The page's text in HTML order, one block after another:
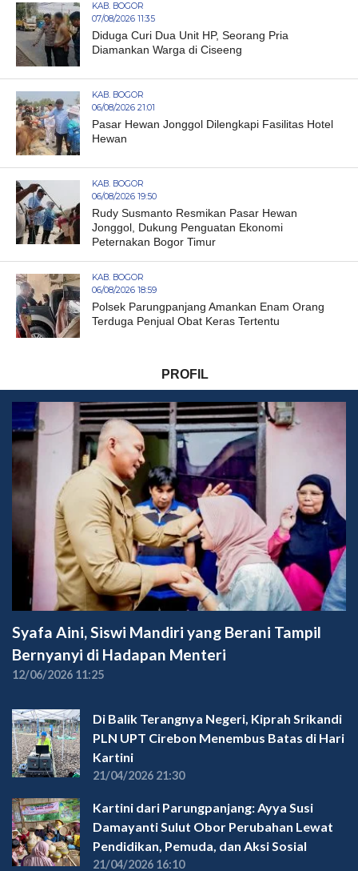
KAB. BOGOR
07/08/2026 11:35
Diduga Curi Dua Unit HP, Seorang Pria
Diamankan Warga di Ciseeng
KAB. BOGOR
06/08/2026 21:01
Pasar Hewan Jonggol Dilengkapi Fasilitas Hotel
Hewan
KAB. BOGOR
06/08/2026 19:50
Rudy Susmanto Resmikan Pasar Hewan
Jonggol, Dukung Penguatan Ekonomi
Peternakan Bogor Timur
KAB. BOGOR
06/08/2026 18:59
Polsek Parungpanjang Amankan Enam Orang
Terduga Penjual Obat Keras Tertentu
PROFIL
Syafa Aini, Siswi Mandiri yang Berani Tampil
Bernyanyi di Hadapan Menteri
12/06/2026 11:25
Di Balik Terangnya Negeri, Kiprah Srikandi
PLN UPT Cirebon Menembus Batas di Hari
Kartini
21/04/2026 21:30
Kartini dari Parungpanjang: Ayya Susi
Damayanti Sulut Obor Perubahan Lewat
Pendidikan, Pemuda, dan Aksi Sosial
21/04/2026 16:10